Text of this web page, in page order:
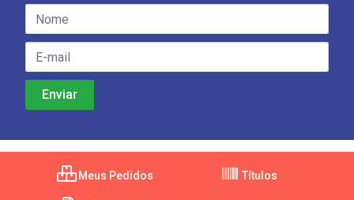
Meus Pedidos Títulos